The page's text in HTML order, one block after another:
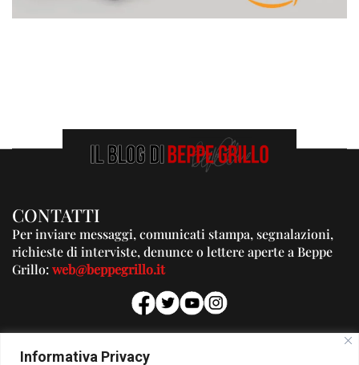
Informativa Privacy
CONTATTI
Per inviare messaggi, comunicati stampa, segnalazioni,
richieste di interviste, denunce o lettere aperte a Beppe
Grillo:web@beppegrillo.it
PUBBLICITA'